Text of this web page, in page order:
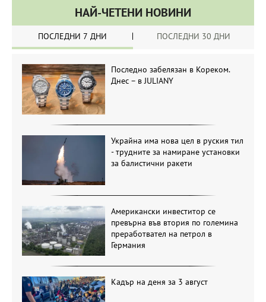
НАЙ-ЧЕТЕНИ НОВИНИ
ПОСЛЕДНИ 7 ДНИ ПОСЛЕДНИ 30 ДНИ
Последно забелязан в Кореком.
Днес – в JULIANY
Украйна има нова цел в руския тил
- трудните за намиране установки
за балистични ракети
Американски инвеститор се
превърна във втория по големина
преработвател на петрол в
Германия
Кадър на деня за 3 август